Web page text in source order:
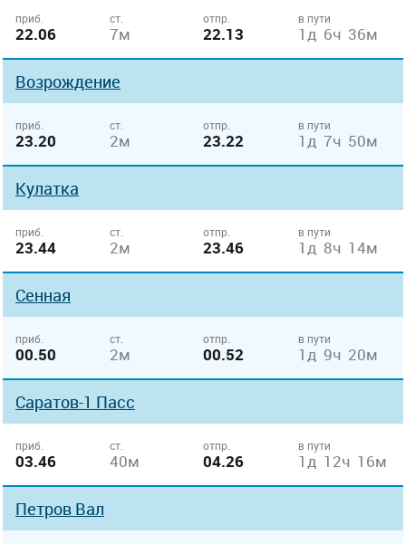
приб.
22.06
ст.
7м
отпр.
22.13
в пути
1д 6ч 36м
Возрождение
приб.
23.20
ст.
2м
отпр.
23.22
в пути
1д 7ч 50м
Кулатка
приб.
23.44
ст.
2м
отпр.
23.46
в пути
1д 8ч 14м
Сенная
приб.
00.50
ст.
2м
отпр.
00.52
в пути
1д 9ч 20м
Саратов-1 Пасс
приб.
03.46
ст.
40м
отпр.
04.26
в пути
1д 12ч 16м
Петров Вал